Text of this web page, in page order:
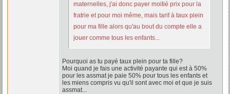
maternelles, j'ai donc payer moitié prix pour la
fratrie et pour moi même, mais tarif à taux plein
pour ma fille alors qu'au bout du compte elle a
jouer comme tous les enfants...
Pourquoi as tu payé taux plein pour ta fille?
Moi quand je fais une activité payante qui est à 50%
pour les assmat je paie 50% pour tous les enfants et
les miens compris vu qu'il sont avec moi et que je suis
assmat...